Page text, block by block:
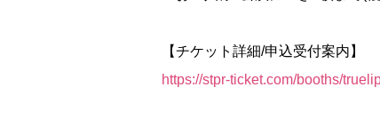
【チケット詳細/申込受付案内】
https://stpr-ticket.com/booths/